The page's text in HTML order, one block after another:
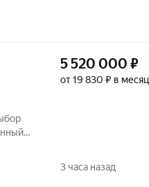
5 520 000 ₽
от 19 830 ₽ в месяц
3 часа назад